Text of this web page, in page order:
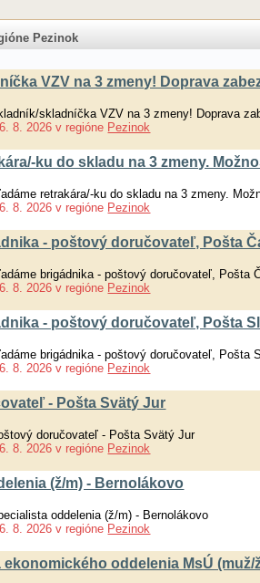
Pezinok
VZV na 3 zmeny! Doprava
skladníčka VZV na 3 zmeny! Doprava
6. 8. 2026 v regióne Pezinok
ku do skladu na 3 zmeny.
retrakára/-ku do skladu na 3 zmeny.
6. 8. 2026 v regióne Pezinok
- poštový doručovateľ, Pošta
brigádnika - poštový doručovateľ, Pošta
6. 8. 2026 v regióne Pezinok
- poštový doručovateľ, Pošta
brigádnika - poštový doručovateľ, Pošta
6. 8. 2026 v regióne Pezinok
- Pošta Svätý Jur
doručovateľ - Pošta Svätý Jur
6. 8. 2026 v regióne Pezinok
(ž/m) - Bernolákovo
oddelenia (ž/m) - Bernolákovo
6. 8. 2026 v regióne Pezinok
oddelenia MsÚ (muž/